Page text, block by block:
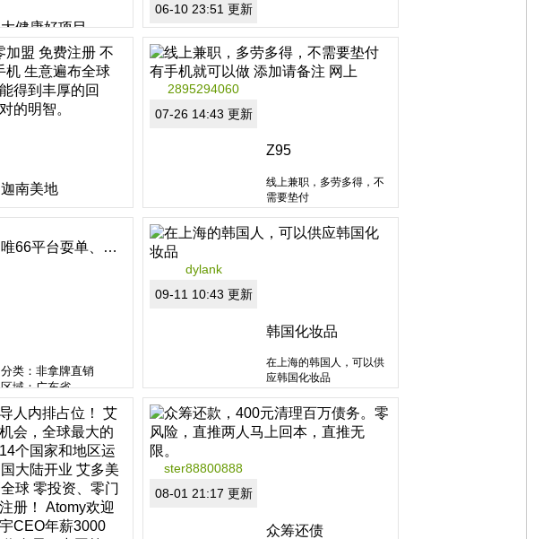
大健康好项目
为什么那么多人赚不到
钱？
1、不懂得选择
2、不懂得选择还在不断错
误选择
来
06-10 23:51 更新
直销软件开发
今年是NFT藏品的一年，
商城，直销系统，NFT藏
开发的朋友记得@我
区域：广西自治区
迦南美地
零投资 零风险 零加盟 免
部手机 生意遍布全球 。没
2895294060
07-26 14:43 更新
Z95
线上兼职，多劳多得，不
需要垫付
有手机就可以做
添加请备注 网上
唯66平台耍单、外宣…
分类：非拿牌直销
区域：广东省
dylank
09-11 10:43 更新
韩国化妆品
在上海的韩国人，可以供
应韩国化妆品
ster88800888
08-01 21:17 更新
众筹还债